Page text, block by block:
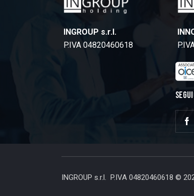
INGROUP s.r.l.
P.IVA 04820460618
INGROUP s.r.l. P.IVA 04820460618 ©